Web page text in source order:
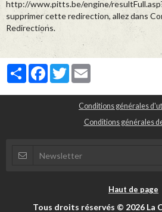
http://www.pitts.be/engine/
supprimer cette redirection, allez dans
Redirections.
PartagerFacebook
Twitter
Conditions générales
Conditions générales
Haut de page
Tous droits réservés © 2026 La